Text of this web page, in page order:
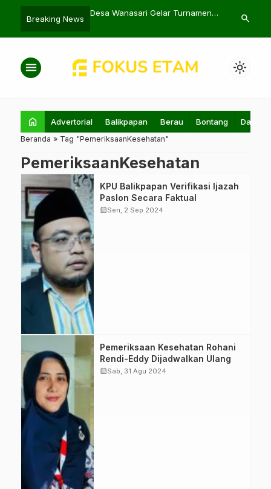
Breaking News
Masjid Dakwah
Desa Wanasari Gelar Turnamen
Andi Harun
search
menu light_mode
home Advertorial Balikpapan Berau Bontang Daerah
Beranda » Tag "PemeriksaanKesehatan"
PemeriksaanKesehatan
Balikpapan,
Prakoso Yudho
Lelono
menerangkan
terkait verifikasi
ijazah Pilkada
2024 secara
simultan dengan
pemeriksaan
kesehatan. (Foto:
FokusEtam.com)
KPU Balikpapan Verifikasi Ijazah
Paslon Secara Faktual
calendar_monthSen, 2 Sep 2024
Kota Balikpapan,
Farida Asmauanna
mengungkapkan
adanya
penjadwalan
ulang
pemeriksaan
kesehatan salah
satu pasangan
bakal calon. (Foto:
Pemeriksaan Kesehatan Rohani
Rendi-Eddy Dijadwalkan Ulang
calendar_monthSab, 31 Agu 2024